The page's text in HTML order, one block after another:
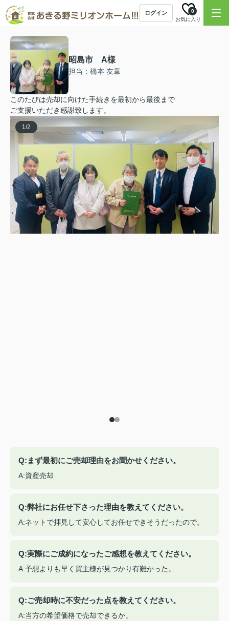
ログイン
お気に入り
0
昭島市 A様
担当：橋本 友章
このたびは売却に向けた手続きを最初から最後まで
ご支援いただき感謝致します。
1/2
Q:まず最初にご売却理由をお聞かせください。
A:資産売却
Q:弊社にお任せ下さった理由を教えてください。
A:ネットで拝見して安心してお任せできそうだったので。
Q:実際にご成約になったご感想を教えてください。
A:予想よりも早く買主様が見つかり有難かった。
Q:ご売却時に不安だった点を教えてください。
A:当方の希望価格で売却できるか。